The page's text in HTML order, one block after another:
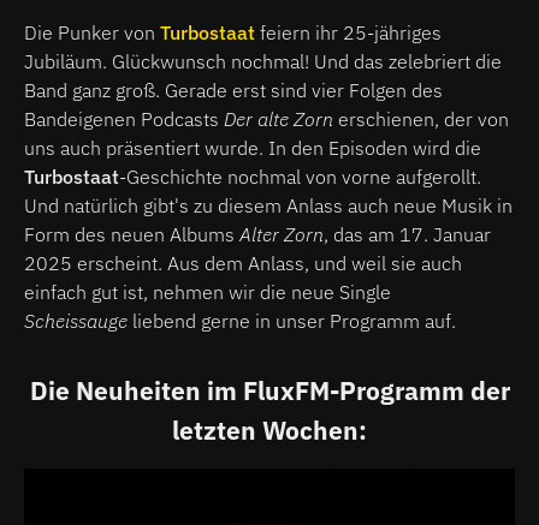
Die Punker von Turbostaat feiern ihr 25-jähriges
Jubiläum. Glückwunsch nochmal! Und das zelebriert die
Band ganz groß. Gerade erst sind vier Folgen des
Bandeigenen Podcasts Der alte Zorn erschienen, der von
uns auch präsentiert wurde. In den Episoden wird die
Turbostaat-Geschichte nochmal von vorne aufgerollt.
Und natürlich gibt's zu diesem Anlass auch neue Musik in
Form des neuen Albums Alter Zorn, das am 17. Januar
2025 erscheint. Aus dem Anlass, und weil sie auch
einfach gut ist, nehmen wir die neue Single
Scheissauge liebend gerne in unser Programm auf.
Die Neuheiten im FluxFM-Programm der
letzten Wochen: